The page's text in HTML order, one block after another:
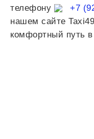
телефону
+7
нашем сайте
комфортный путь